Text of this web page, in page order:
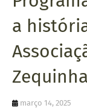
T
A
Q
U
E
a
março 14, 2025